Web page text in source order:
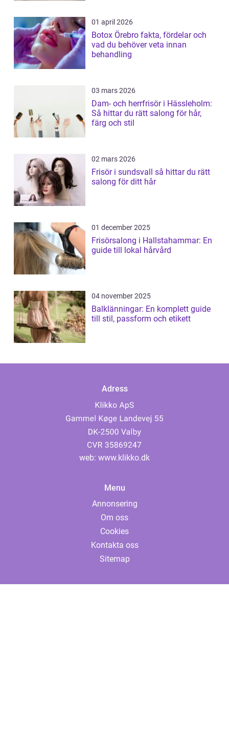
01 april 2026
Botox Örebro fakta, fördelar och
vad du behöver veta innan
behandling
03 mars 2026
Dam- och herrfrisör i Hässleholm:
Så hittar du rätt salong för hår,
färg och stil
02 mars 2026
Frisör i sundsvall så hittar du rätt
salong för ditt hår
01 december 2025
Frisörsalong i Hallstahammar: En
guide till lokal hårvård
04 november 2025
Balklänningar: En komplett guide
till stil, passform och etikett
Adress
web: www.klikko.dk
Menu
Annonsering
Om oss
Cookies
Kontakta oss
Sitemap